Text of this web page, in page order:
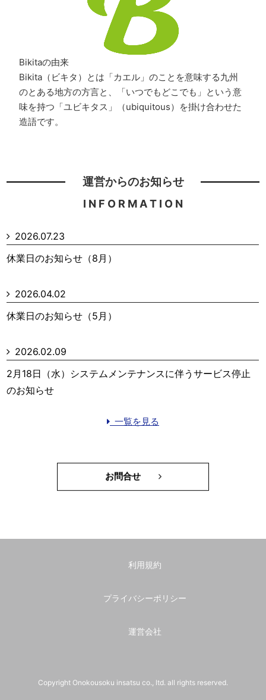
Bikitaの由来
Bikita（ビキタ）とは「カエル」のことを意味する九州
のとある地方の方言と、「いつでもどこでも」という意
味を持つ「ユビキタス」（ubiquitous）を掛け合わせた
造語です。
運営からのお知らせ
I N F O R M A T I O N
2026.07.23
休業日のお知らせ（8月）
2026.04.02
休業日のお知らせ（5月）
2026.02.09
2月18日（水）システムメンテナンスに伴うサービス停止
のお知らせ
一覧を見る
利用規約
プライバシーポリシー
運営会社
Copyright Onokousoku insatsu co., ltd. all rights reserved.